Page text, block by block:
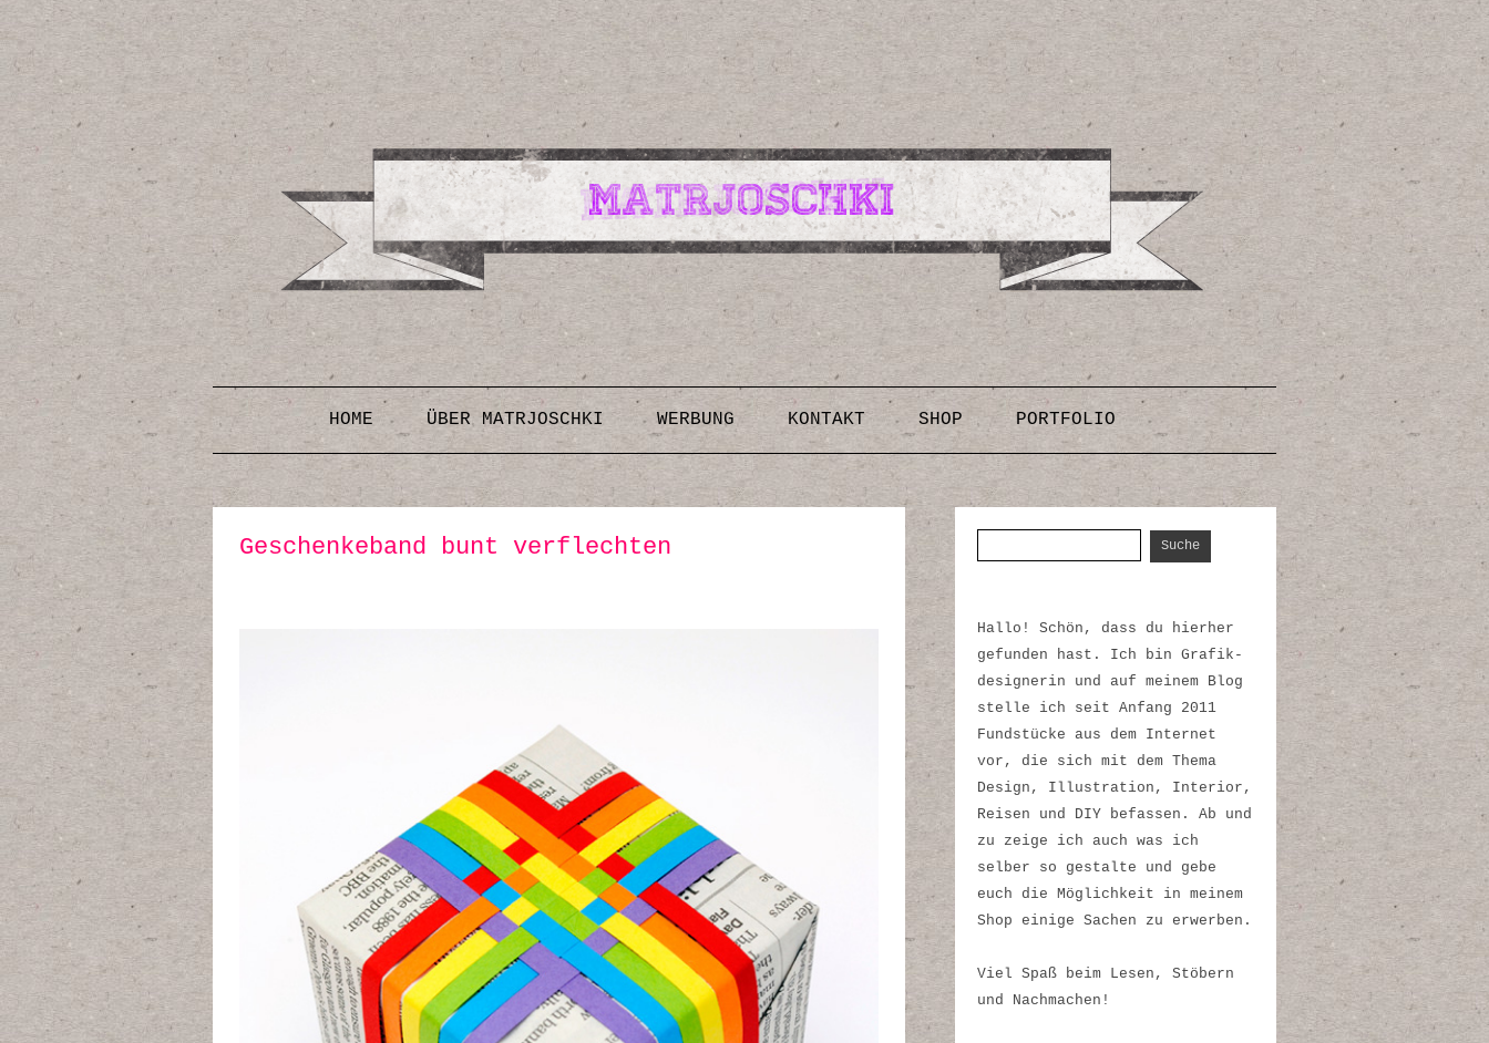
Design, Illustrationen, Kunst, Fotografien, Rezepte,
Inspirationen, DIY-Anleitungen & Vorlagen
Skip to content
HOME ÜBER MATRJOSCHKI WERBUNG KONTAKT SHOP PORTFOLIO
Geschenkeband bunt verflechten
Hallo! Schön, dass du hierher
gefunden hast. Ich bin Grafik-
designerin und auf meinem Blog
stelle ich seit Anfang 2011
Fundstücke aus dem Internet
vor, die sich mit dem Thema
Design, Illustration, Interior,
Reisen und DIY befassen. Ab und
zu zeige ich auch was ich
selber so gestalte und gebe
euch die Möglichkeit in meinem
Shop einige Sachen zu erwerben.
Viel Spaß beim Lesen, Stöbern
und Nachmachen!